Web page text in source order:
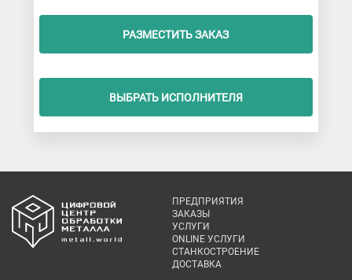
РАЗМЕСТИТЬ ЗАКАЗ
ВЫБРАТЬ ИСПОЛНИТЕЛЯ
ПРЕДПРИЯТИЯ
ЗАКАЗЫ
УСЛУГИ
ONLINE УСЛУГИ
СТАНКОСТРОЕНИЕ
ДОСТАВКА